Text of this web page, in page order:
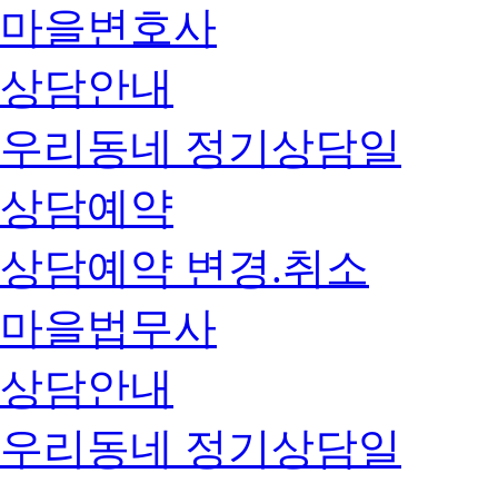
마을변호사
상담안내
우리동네 정기상담일
상담예약
상담예약 변경.취소
마을법무사
상담안내
우리동네 정기상담일